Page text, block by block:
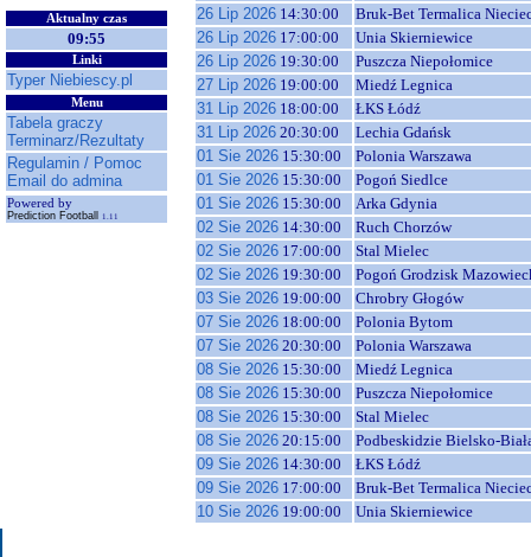
Aktualny czas
09:55
Linki
Typer Niebiescy.pl
Menu
Tabela graczy
Terminarz/Rezultaty
Regulamin / Pomoc
Email do admina
Powered by
Prediction Football 1.11
26 Lip 2026 14:30:00
Bruk-Bet Termalica
26 Lip 2026 17:00:00
Unia Skierniewice
26 Lip 2026 19:30:00
Puszcza Niepołomice
27 Lip 2026 19:00:00
Miedź Legnica
31 Lip 2026 18:00:00
ŁKS Łódź
31 Lip 2026 20:30:00
Lechia Gdańsk
01 Sie 2026 15:30:00
Polonia Warszawa
01 Sie 2026 15:30:00
Pogoń Siedlce
01 Sie 2026 15:30:00
Arka Gdynia
02 Sie 2026 14:30:00
Ruch Chorzów
02 Sie 2026 17:00:00
Stal Mielec
02 Sie 2026 19:30:00
Pogoń Grodzisk
03 Sie 2026 19:00:00
Chrobry Głogów
07 Sie 2026 18:00:00
Polonia Bytom
07 Sie 2026 20:30:00
Polonia Warszawa
08 Sie 2026 15:30:00
Miedź Legnica
08 Sie 2026 15:30:00
Puszcza Niepołomice
08 Sie 2026 15:30:00
Stal Mielec
08 Sie 2026 20:15:00
Podbeskidzie Bielsko-
09 Sie 2026 14:30:00
ŁKS Łódź
09 Sie 2026 17:00:00
Bruk-Bet Termalica
10 Sie 2026 19:00:00 Unia Skierniewice